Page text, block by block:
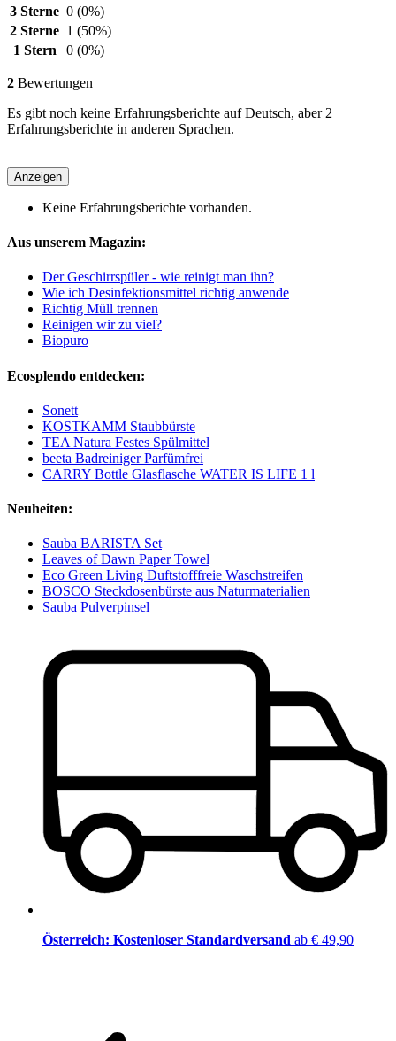
3 Sterne 0 (0%)
2 Sterne 1 (50%)
1 Stern
0 (0%)
2 Bewertungen
Es gibt noch keine Erfahrungsberichte auf Deutsch, aber 2
Erfahrungsberichte in anderen Sprachen.
Anzeigen
Keine Erfahrungsberichte vorhanden.
Aus unserem Magazin:
Der Geschirrspüler - wie reinigt man ihn?
Wie ich Desinfektionsmittel richtig anwende
Richtig Müll trennen
Reinigen wir zu viel?
Biopuro
Ecosplendo entdecken:
Sonett
KOSTKAMM Staubbürste
TEA Natura Festes Spülmittel
beeta Badreiniger Parfümfrei
CARRY Bottle Glasflasche WATER IS LIFE 1 l
Neuheiten:
Sauba BARISTA Set
Leaves of Dawn Paper Towel
Eco Green Living Duftstofffreie Waschstreifen
BOSCO Steckdosenbürste aus Naturmaterialien
Sauba Pulverpinsel
Österreich: Kostenloser Standardversand ab € 49,90